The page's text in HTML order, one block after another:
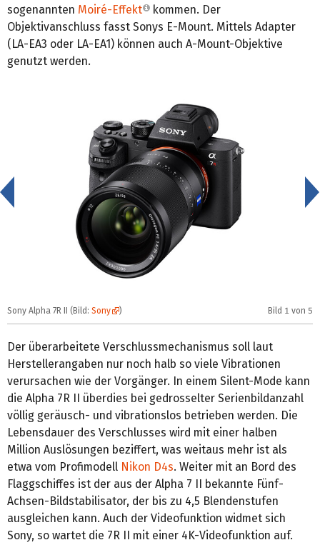
sogenannten Moiré-Effekt
kommen. Der
Objektivanschluss fasst Sonys E-Mount. Mittels Adapter
(LA-EA3 oder LA-EA1) können auch A-Mount-Objektive
genutzt werden.
Sony Alpha 7R II (Bild: Sony ) Bild 1 von 5
<
Der überarbeitete Verschlussmechanismus soll laut
Herstellerangaben nur noch halb so viele Vibrationen
verursachen wie der Vorgänger. In einem Silent-Mode kann
die Alpha 7R II überdies bei gedrosselter Serienbildanzahl
völlig geräusch- und vibrationslos betrieben werden. Die
Lebensdauer des Verschlusses wird mit einer halben
Million Auslösungen beziffert, was weitaus mehr ist als
etwa vom Profimodell Nikon D4s. Weiter mit an Bord des
Flaggschiffes ist der aus der Alpha 7 II bekannte Fünf-
Achsen-Bildstabilisator, der bis zu 4,5 Blendenstufen
ausgleichen kann. Auch der Videofunktion widmet sich
Sony, so wartet die 7R II mit einer 4K-Videofunktion auf.